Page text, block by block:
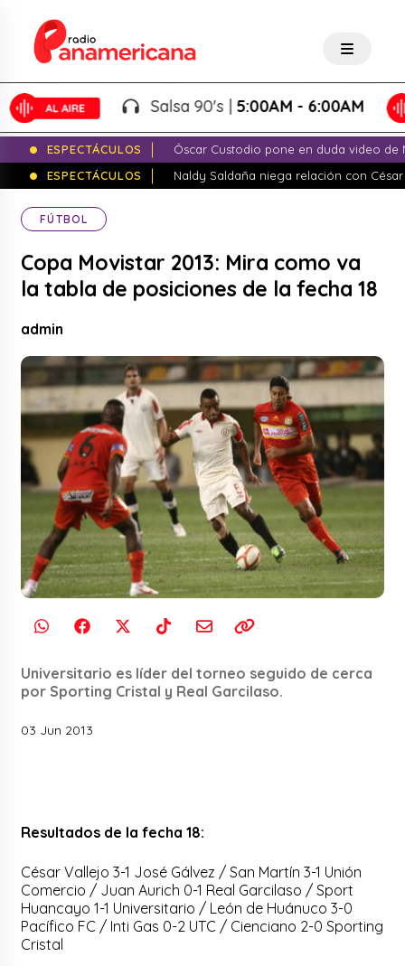
Salsa 90's |5:00AM - 6:00AM
ESPECTÁCULOS
Óscar Custodio pone en duda video de
ESPECTÁCULOS
Naldy Saldaña niega relación con
FÚTBOL
Copa Movistar 2013: Mira como va
la tabla de posiciones de la fecha 18
admin
Universitario es líder del torneo seguido de cerca
por Sporting Cristal y Real Garcilaso.
03 Jun 2013
Resultados de la fecha 18:
César Vallejo 3-1 José Gálvez / San Martín 3-1 Unión
Comercio / Juan Aurich 0-1 Real Garcilaso / Sport
Huancayo 1-1 Universitario / León de Huánuco 3-0
Pacífico FC / Inti Gas 0-2 UTC / Cienciano 2-0 Sporting
Cristal